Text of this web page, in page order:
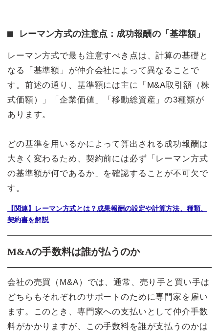
レーマン方式の注意点：成功報酬の「基準額」
レーマン方式で最も注意すべき点は、計算の基礎と
なる「基準額」が仲介会社によって異なることで
す。前述の通り、基準額には主に「M&A取引額（株
式価額）」「企業価値」「移動総資産」の3種類が
あります。
どの基準を用いるかによって算出される成功報酬は
大きく変わるため、契約前には必ず「レーマン方式
の基準額が何であるか」を確認することが不可欠で
す。
【関連】レーマン方式とは？成果報酬の設定や計算方法、種類、
契約書を解説
M&Aの手数料は誰が払うのか
会社の売買（M&A）では、通常、売り手と買い手は
どちらもそれぞれのサポートのために専門家を雇い
ます。このとき、専門家への支払いとして仲介手数
料がかかりますが、この手数料を誰が支払うのかは